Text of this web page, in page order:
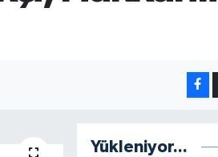
Yükleniyor...